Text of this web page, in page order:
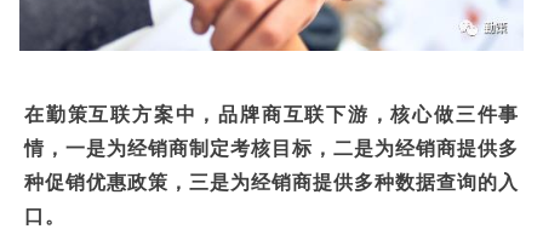
在勤策互联方案中，品牌商互联下游，核心做三件事
情，一是为经销商制定考核目标，二是为经销商提供多
种促销优惠政策，三是为经销商提供多种数据查询的入
口。